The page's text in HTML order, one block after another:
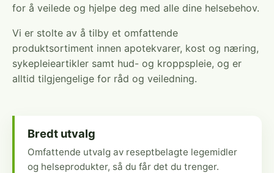
for å veilede og hjelpe deg med alle dine helsebehov.
Vi er stolte av å tilby et omfattende
produktsortiment innen apotekvarer, kost og næring,
sykepleieartikler samt hud- og kroppspleie, og er
alltid tilgjengelige for råd og veiledning.
Bredt utvalg
Omfattende utvalg av reseptbelagte legemidler
og helseprodukter, så du får det du trenger.